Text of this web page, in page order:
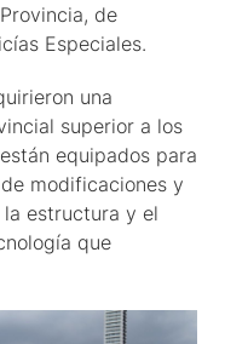
de
Especiales.
una
superior a los
equipados para
modificaciones y
estructura y el
que